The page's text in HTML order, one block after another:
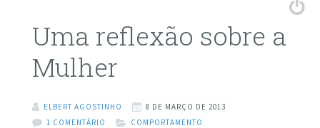
Uma reflexão sobre a
Mulher
ELBERT AGOSTINHO
8 DE MARÇO DE 2013
1 COMENTÁRIO
COMPORTAMENTO